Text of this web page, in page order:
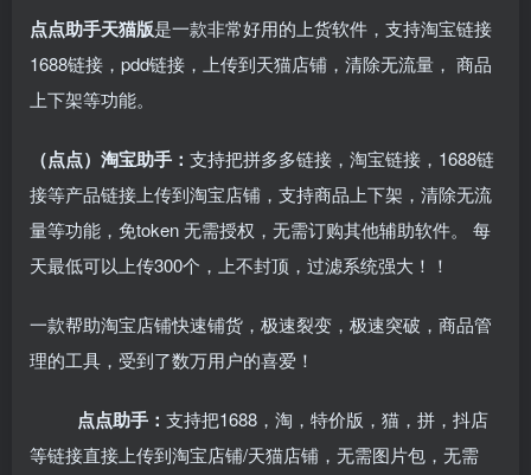
点点助手天猫版是一款非常好用的上货软件，支持淘宝链接
1688链接，pdd链接，上传到天猫店铺，清除无流量， 商品
上下架等功能。
（点点）淘宝助手： 支持把拼多多链接，淘宝链接，1688链
接等产品链接上传到淘宝店铺，支持商品上下架，清除无流
量等功能，免token 无需授权，无需订购其他辅助软件。 每
天最低可以上传300个，上不封顶，过滤系统强大！！
一款帮助淘宝店铺快速铺货，极速裂变，极速突破，商品管
理的工具，受到了数万用户的喜爱！
点点助手： 支持把1688，淘，特价版，猫，拼，抖店
等链接直接上传到淘宝店铺/天猫店铺，无需图片包，无需